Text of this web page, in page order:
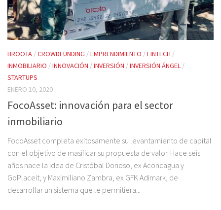
BROOTA /CROWDFUNDING /EMPRENDIMIENTO /FINTECH /
INMOBILIARIO /INNOVACIÓN /INVERSIÓN /INVERSIÓN ÁNGEL /
STARTUPS
ENERO 10, 2020
FocoAsset: innovación para el sector
inmobiliario
FocoAsset completa exitosamente su levantamiento de capital
con el objetivo de masificar su propuesta de valor. Hace seis
años nace la idea de Cristóbal Donoso, ex Aconcagua y
GoPlaceit, y Maximiliano Zambra, ex GFK Adimark, de
desarrollar un sistema que le permitiera...